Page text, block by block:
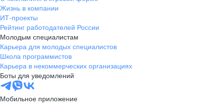
Жизнь в компании
ИТ-проекты
Рейтинг работодателей России
Молодым специалистам
Карьера для молодых специалистов
Школа программистов
Карьера в некоммерческих организациях
Боты для уведомлений
Мобильное приложение